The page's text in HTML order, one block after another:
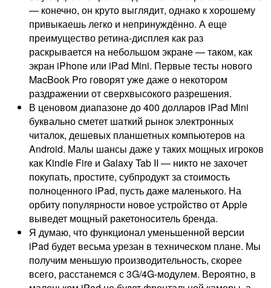
— конечно, он круто выглядит, однако к хорошему
привыкаешь легко и непринуждённо. А еще
преимущество ретина-дисплея как раз
раскрывается на небольшом экране — таком, как
экран iPhone или iPad Mini. Первые тесты нового
MacBook Pro говорят уже даже о некотором
раздражении от сверхвысокого разрешения.
В ценовом диапазоне до 400 долларов iPad Mini
буквально сметет шаткий рынок электронных
читалок, дешевых планшетных компьютеров на
Android. Малы шансы даже у таких мощных игроков
как Kindle Fire и Galaxy Tab II — никто не захочет
покупать, простите, субпродукт за стоимость
полноценного iPad, пусть даже маленького. На
орбиту популярности новое устройство от Apple
выведет мощный ракетоноситель бренда.
Я думаю, что функционал уменьшенной версии
iPad будет весьма урезан в техническом плане. Мы
получим меньшую производительность, скорее
всего, расстанемся с 3G/4G-модулем. Вероятно, в